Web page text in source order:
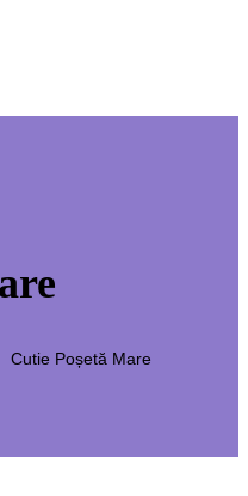
Cutie Poșetă Mare